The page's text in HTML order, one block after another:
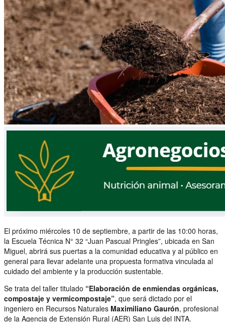
El próximo miércoles 10 de septiembre, a partir de las 10:00 horas,
la Escuela Técnica N° 32 “Juan Pascual Pringles”, ubicada en San
Miguel, abrirá sus puertas a la comunidad educativa y al público en
general para llevar adelante una propuesta formativa vinculada al
cuidado del ambiente y la producción sustentable.
Se trata del taller titulado “Elaboración de enmiendas orgánicas,
compostaje y vermicompostaje”, que será dictado por el
ingeniero en Recursos Naturales Maximiliano Gaurón, profesional
de la Agencia de Extensión Rural (AER) San Luis del INTA.